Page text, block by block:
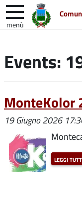
menù
sito
Events:
MonteKolor
19 Giugno 2026
leggi